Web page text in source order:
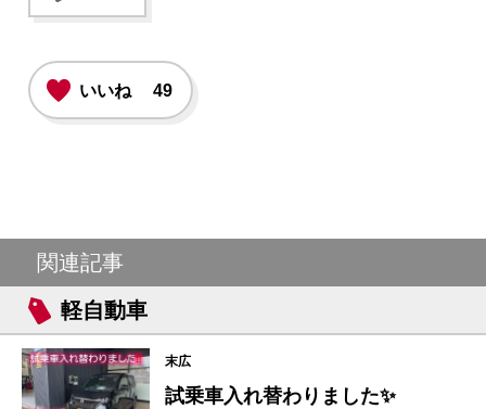
いいね 49
関連記事
軽自動車
末広
試乗車入れ替わりました✨